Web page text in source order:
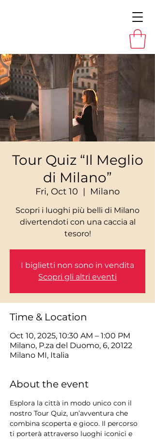
Tour Quiz “Il Meglio
di Milano”
Fri, Oct 10
  |
Milano
Scopri i luoghi più belli di Milano
divertendoti con una caccia al
tesoro!
I biglietti non sono in vendita
Scopri gli altri eventi
Time & Location
Oct 10, 2025, 10:30 AM – 1:00 PM
Milano, P.za del Duomo, 6, 20122
Milano MI, Italia
About the event
Esplora la città in modo unico con il
nostro Tour Quiz, un’avventura che
combina scoperta e gioco. Il percorso
ti porterà attraverso luoghi iconici e